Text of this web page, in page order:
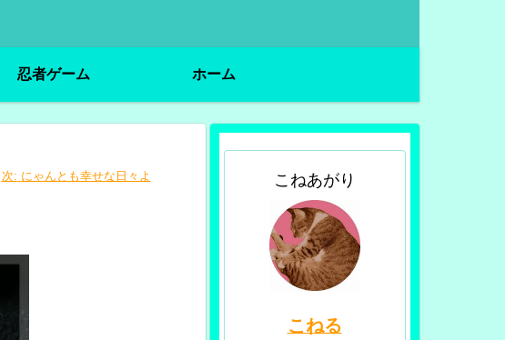
忍者ゲーム ホーム
次: にゃんとも幸せな日々よ こねあがり
こねる